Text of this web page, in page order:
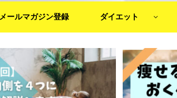
メールマガジン登録 ダイエット